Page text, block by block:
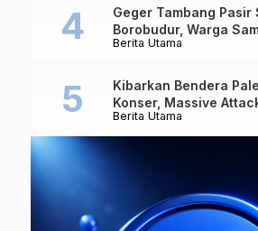
Berita Utama
Geger Tambang Pasir
Borobudur, Warga
Alat Berat dan Usir Truk
Berita Utama
Kibarkan Bendera
Konser, Massive
Masuk Singapura Lagi